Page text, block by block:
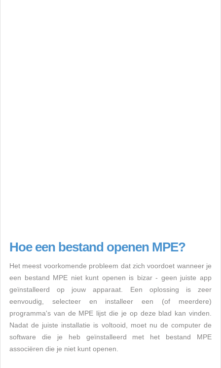
Hoe een bestand openen MPE?
Het meest voorkomende probleem dat zich voordoet wanneer je
een bestand MPE niet kunt openen is bizar - geen juiste app
geïnstalleerd op jouw apparaat. Een oplossing is zeer
eenvoudig, selecteer en installeer een (of meerdere)
programma's van de MPE lijst die je op deze blad kan vinden.
Nadat de juiste installatie is voltooid, moet nu de computer de
software die je heb geïnstalleerd met het bestand MPE
associëren die je niet kunt openen.